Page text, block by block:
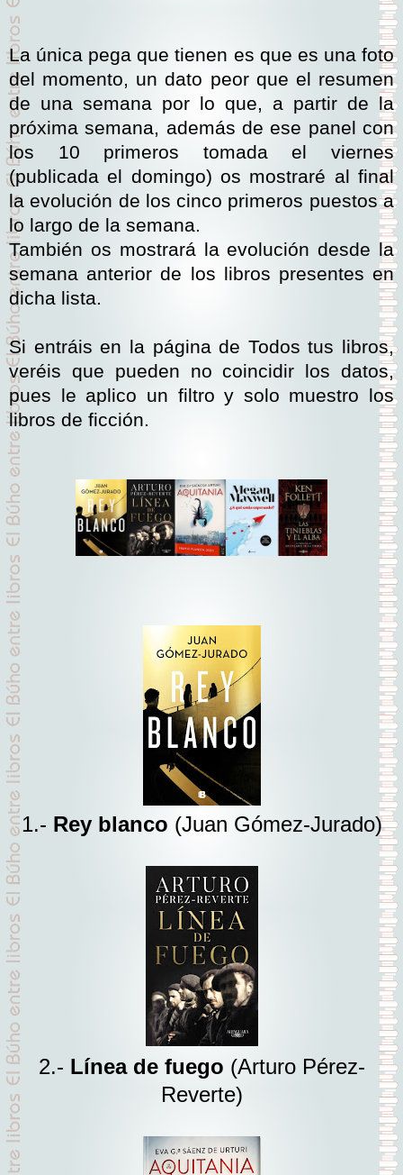
La única pega que tienen es que es una foto
del momento, un dato peor que el resumen
de una semana por lo que, a partir de la
próxima semana, además de ese panel con
los 10 primeros tomada el viernes
(publicada el domingo) os mostraré al final
la evolución de los cinco primeros puestos a
lo largo de la semana.
También os mostrará la evolución desde la
semana anterior de los libros presentes en
dicha lista.
Si entráis en la página de Todos tus libros,
veréis que pueden no coincidir los datos,
pues le aplico un filtro y solo muestro los
libros de ficción.
1.- Rey blanco (Juan Gómez-Jurado)
2.- Línea de fuego (Arturo Pérez-
Reverte)